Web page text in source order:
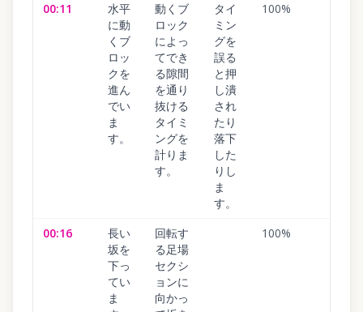
00:11
水平
に動
くブ
ロッ
クを
進ん
でい
ま
す。
動くブ
ロック
によっ
てでき
る隙間
を通り
抜ける
タイミ
ングを
計りま
す。
タイ
ミン
グを
誤る
と押
し潰
され
たり
落下
した
りし
ま
す。
100%
00:16
長い
坂を
下っ
てい
ま
回転す
る足場
セクシ
ョンに
向かっ
100%